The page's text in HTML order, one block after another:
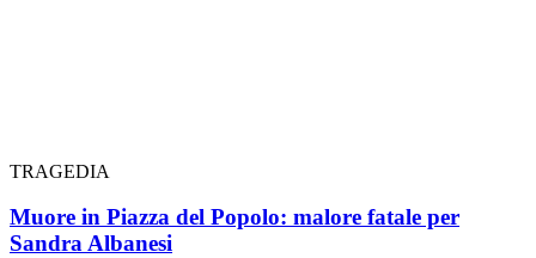
TRAGEDIA
Muore in Piazza del Popolo: malore fatale per
Sandra Albanesi